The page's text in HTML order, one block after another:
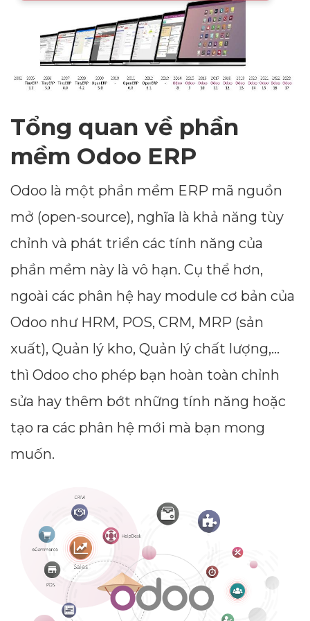
Tổng quan về phần
mềm Odoo ERP
Odoo là một phần mềm ERP mã nguồn
mở (open-source), nghĩa là khả năng tùy
chỉnh và phát triển các tính năng của
phần mềm này là vô hạn. Cụ thể hơn,
ngoài các phân hệ hay module cơ bản của
Odoo như HRM, POS, CRM, MRP (sản
xuất), Quản lý kho, Quản lý chất lượng,…
thì Odoo cho phép bạn hoàn toàn chỉnh
sửa hay thêm bớt những tính năng hoặc
tạo ra các phân hệ mới mà bạn mong
muốn.